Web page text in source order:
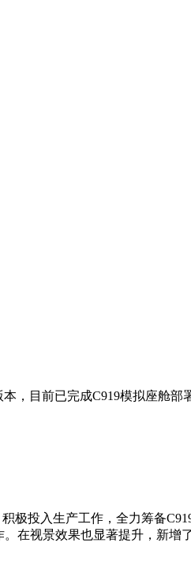
，目前已完成C919模拟座舱部
极投入生产工作，全力筹备
在视景效果也显著提升，新